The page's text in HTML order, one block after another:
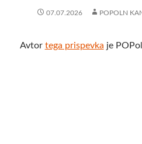
07.07.2026 POPOLN
Avtor tega prispevka je